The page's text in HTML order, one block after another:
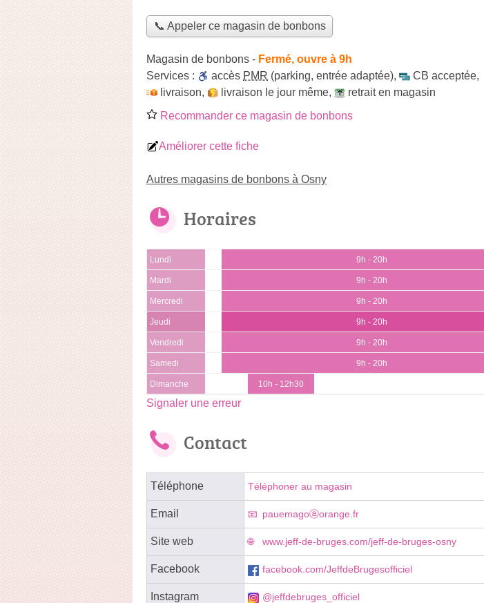
📞 Appeler ce magasin de bonbons
Magasin de bonbons - Fermé, ouvre à 9h
Services :
accès PMR (parking, entrée adaptée), CB acceptée,
livraison, livraison le jour même,
retrait en magasin
Recommander ce magasin de bonbons
Améliorer cette fiche
Autres magasins de bonbons à Osny
Horaires
Lundi 9h - 20h
Mardi 9h - 20h
Mercredi 9h - 20h
Jeudi 9h - 20h
Vendredi 9h - 20h
Samedi 9h - 20h
Dimanche 10h - 12h30
Signaler une erreur
Contact
Téléphone Téléphoner au magasin
Email pauemagoⓐorange.fr
Site web www.jeff-de-bruges.com/jeff-de-bruges-osny
Facebook facebook.com/JeffdeBrugesofficiel
Instagram @jeffdebruges_officiel